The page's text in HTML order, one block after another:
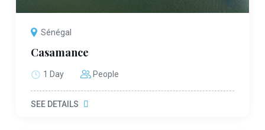
Sénégal
Casamance
1 Day People
SEE DETAILS